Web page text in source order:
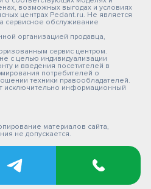
возможных выгодах и условиях
центрах Pedant.ru. Не является
сервисное обслуживание
организацией продавца,
сервис центром.
с целью индивидуализации
и введения посетителей в
потребителей о
техники правообладателей.
исключительно информационный
материалов сайта,
не допускается.